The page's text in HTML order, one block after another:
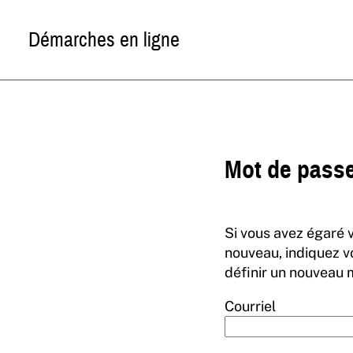
Démarches en ligne
Mot de
Si vous avez égaré
nouveau, indiquez
définir un nouveau
Courriel